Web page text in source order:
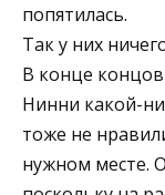
попятилась.
Так у них
В конце
Нинни какой-
тоже не
нужном месте.